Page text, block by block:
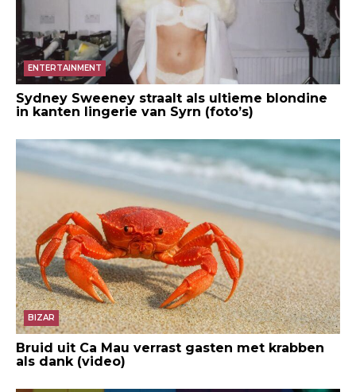
ENTERTAINMENT
Sydney Sweeney straalt als ultieme blondine
in kanten lingerie van Syrn (foto’s)
BIZAR
Bruid uit Ca Mau verrast gasten met krabben
als dank (video)